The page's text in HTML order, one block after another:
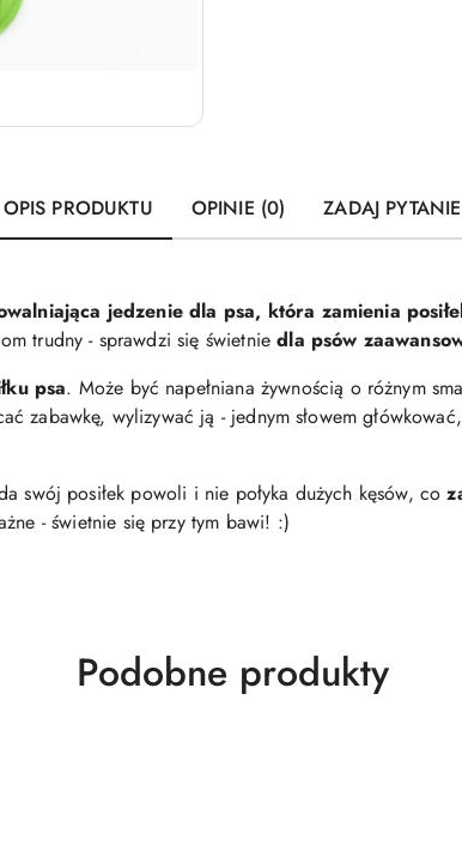
OPIS PRODUKTU OPINIE (0) ZADAJ PYTANIE
jedzenie dla psa, która zamienia
trudny - sprawdzi się świetnie dla psów
psa. Może być napełniana żywnością o różnym
zabawkę, wylizywać ją - jednym słowem
swój posiłek powoli i nie połyka dużych kęsów, co
- świetnie się przy tym bawi! :)
Produkty
Podobne produkty